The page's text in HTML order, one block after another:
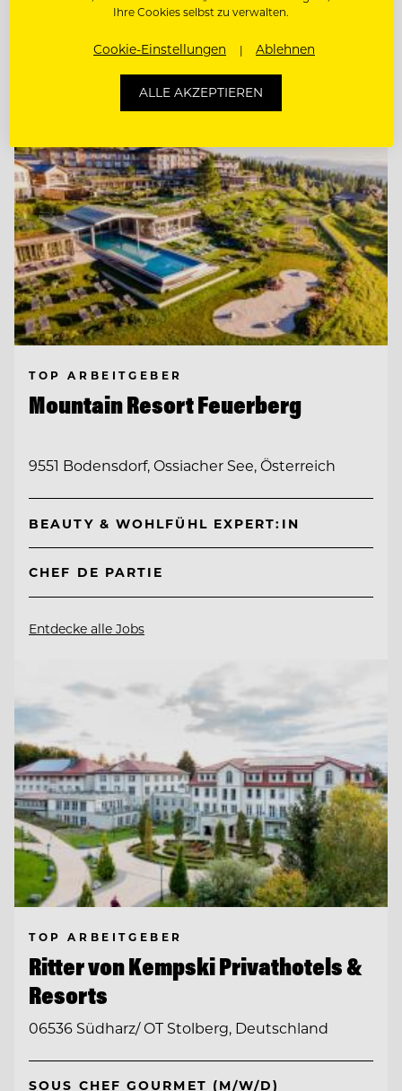
MITARBEITER:IN
TOP ARBEITGEBER
Mountain Resort Feuerberg
9551 Bodensdorf, Ossiacher See, Österreich
BEAUTY & WOHLFÜHL EXPERT:IN
CHEF DE PARTIE
Entdecke alle Jobs
TOP ARBEITGEBER
Ritter von Kempski Privathotels &
Resorts
06536 Südharz/ OT Stolberg, Deutschland
SOUS CHEF GOURMET (M/W/D)
Ihre Cookies selbst zu verwalten.
Cookie-Einstellungen Ablehnen
ALLE AKZEPTIEREN